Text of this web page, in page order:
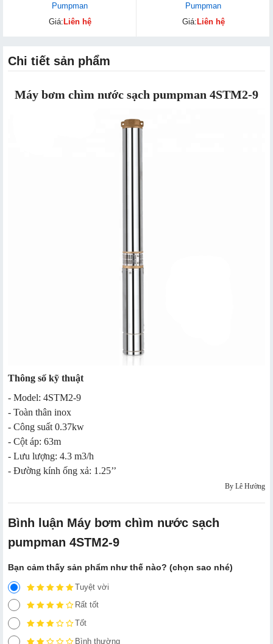
Pumpman
Giá: Liên hệ
Pumpman
Giá: Liên hệ
Chi tiết sản phẩm
Máy bơm chìm nước sạch pumpman 4STM2-9
Thông số kỹ thuật
- Model: 4STM2-9
- Toàn thân inox
- Công suất 0.37kw
- Cột áp: 63m
- Lưu lượng: 4.3 m3/h
- Đường kính ống xả: 1.25’’
By Lê Hường
Bình luận Máy bơm chìm nước sạch
pumpman 4​STM2-9
Bạn cảm thấy sản phẩm như thế nào? (chọn sao nhé)
Tuyệt vời
Rất tốt
Tốt
Bình thường